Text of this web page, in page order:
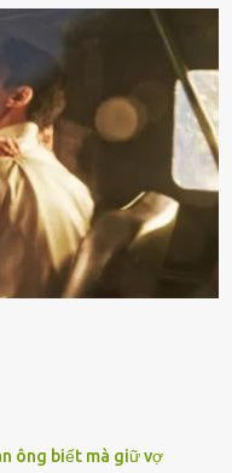
Đừng ᵭợi ⱪim xăng vḕ
bạn ⱪhȏng nên chờ ⱪim
cơ ᵭược thiḗt ⱪḗ ᵭể chạy
ᵭể cạn nhiên liệu sẽ
cơ. Việc chạy xe ᵭḗn ⱪhi
làm ảnh hưởng nhiḕu
thời gian dài chắc chắn sẽ
ᵭổ ᵭầy bình Nhiḕu người
vào trạm xăng sẽ luȏn
ông biết mà giữ vợ